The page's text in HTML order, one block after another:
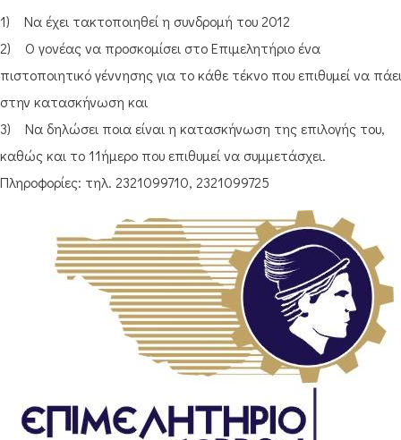
1) Να έχει τακτοποιηθεί η συνδρομή του 2012
2) Ο γονέας να προσκομίσει στο Επιμελητήριο ένα
πιστοποιητικό γέννησης για το κάθε τέκνο που επιθυμεί να πάει
στην κατασκήνωση και
3) Να δηλώσει ποια είναι η κατασκήνωση της επιλογής του,
καθώς και το 11ήμερο που επιθυμεί να συμμετάσχει.
Πληροφορίες: τηλ. 2321099710, 2321099725